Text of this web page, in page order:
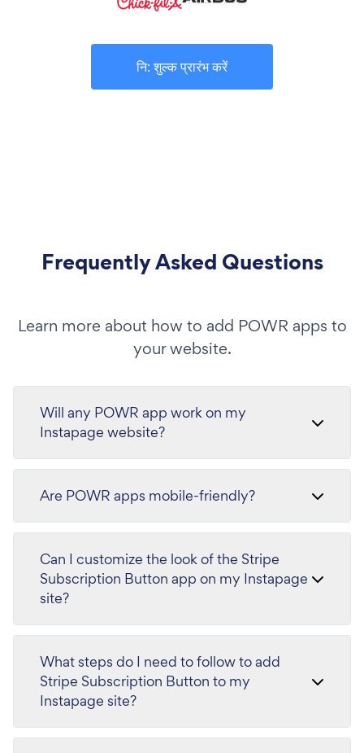
नि: शुल्क प्रारंभ करें
Frequently Asked Questions
Learn more about how to add POWR apps to
your website.
Will any POWR app work on my
Instapage website?
Are POWR apps mobile-friendly?
Can I customize the look of the Stripe
Subscription Button app on my Instapage
site?
What steps do I need to follow to add
Stripe Subscription Button to my
Instapage site?